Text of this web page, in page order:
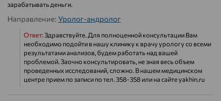
зарабатывать деньги.
Направление: Уролог-андролог
Ответ:Здравствуйте. Для полноценной консультации Вам
необходимо подойти в нашу клинику к врачу урологу со всеми
результатами анализов, будем работать над вашей
проблемой. Заочно консультировать, не зная весь объем
проведенных исследований, сложно. В нашем медицинском
центре прием по записи по тел. 358-358 или на сайте yakhin.ru